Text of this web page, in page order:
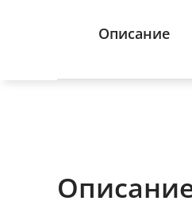
Описание